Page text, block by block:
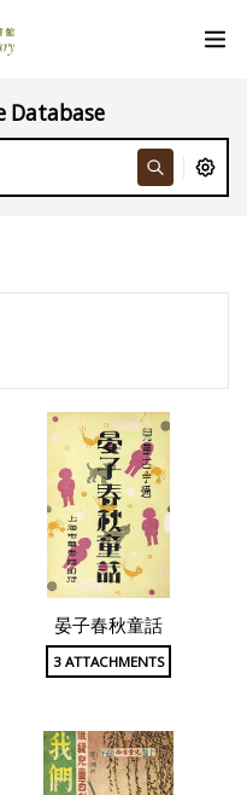
Database
晏子春秋童話
3 ATTACHMENTS